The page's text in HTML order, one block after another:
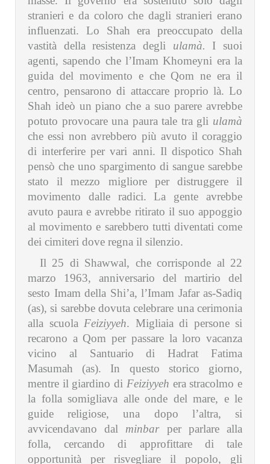
stranieri e da coloro che dagli stranieri erano
influenzati. Lo Shah era preoccupato della
vastità della resistenza degli ulamà. I suoi
agenti, sapendo che l’Imam Khomeyni era la
guida del movimento e che Qom ne era il
centro, pensarono di attaccare proprio là. Lo
Shah ideò un piano che a suo parere avrebbe
potuto provocare una paura tale tra gli ulamà
che essi non avrebbero più avuto il coraggio
di interferire per vari anni. Il dispotico Shah
pensò che uno spargimento di sangue sarebbe
stato il mezzo migliore per distruggere il
movimento dalle radici. La gente avrebbe
avuto paura e avrebbe ritirato il suo appoggio
al movimento e sarebbero tutti diventati come
dei cimiteri dove regna il silenzio.
Il 25 di Shawwal, che corrisponde al 22
marzo 1963, anniversario del martirio del
sesto Imam della Shi’a, l’Imam Jafar as-Sadiq
(as), si sarebbe dovuta celebrare una cerimonia
alla scuola Feiziyyeh. Migliaia di persone si
recarono a Qom per passare la loro vacanza
vicino al Santuario di Hadrat Fatima
Masumah (as). In questo storico giorno,
mentre il giardino di Feiziyyeh era stracolmo e
la folla somigliava alle onde del mare, e le
guide religiose, una dopo l’altra, si
avvicendavano dalminbar per parlare alla
folla, cercando di approfittare di tale
opportunità per risvegliare il popolo, gli